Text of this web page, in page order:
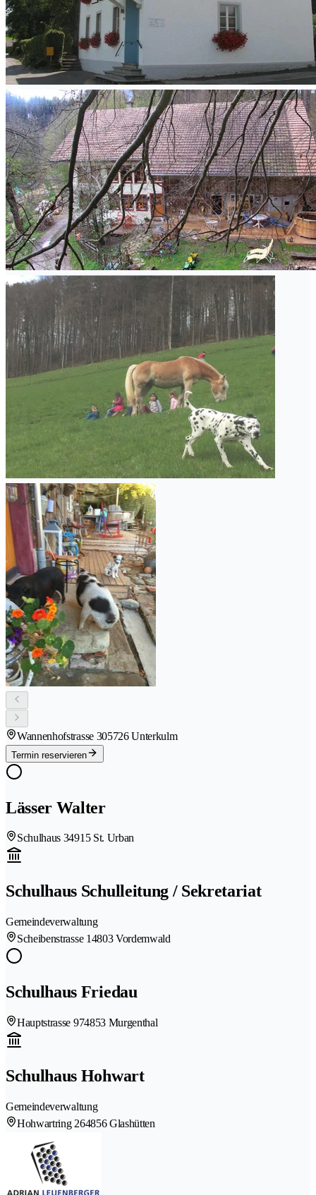
Wannenhofstrasse 305726 Unterkulm
Termin reservieren
Lässer Walter
Schulhaus 34915 St. Urban
Schulhaus Schulleitung / Sekretariat
Gemeindeverwaltung
Scheibenstrasse 14803 Vordemwald
Schulhaus Friedau
Hauptstrasse 974853 Murgenthal
Schulhaus Hohwart
Gemeindeverwaltung
Hohwartring 264856 Glashütten